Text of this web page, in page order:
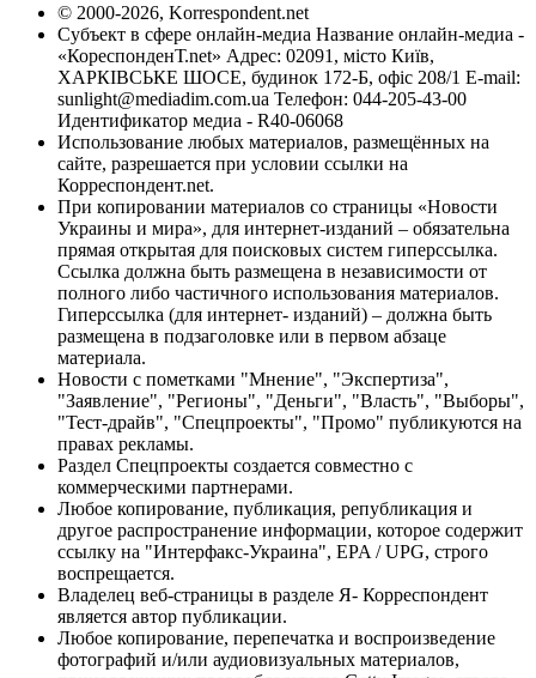
© 2000-2026, Korrespondent.net
Субъект в сфере онлайн-медиа Название онлайн-медиа -
«КореспонденТ.net» Адрес: 02091, місто Київ,
ХАРКІВСЬКЕ ШОСЕ, будинок 172-Б, офіс 208/1 E-mail:
sunlight@mediadim.com.ua Телефон: 044-205-43-00
Идентификатор медиа - R40-06068
Использование любых материалов, размещённых на
сайте, разрешается при условии ссылки на
Корреспондент.net.
При копировании материалов со страницы «Новости
Украины и мира», для интернет-изданий – обязательна
прямая открытая для поисковых систем гиперссылка.
Ссылка должна быть размещена в независимости от
полного либо частичного использования материалов.
Гиперссылка (для интернет- изданий) – должна быть
размещена в подзаголовке или в первом абзаце
материала.
Новости с пометками "Мнение", "Экспертиза",
"Заявление", "Регионы", "Деньги", "Власть", "Выборы",
"Тест-драйв", "Спецпроекты", "Промо" публикуются на
правах рекламы.
Раздел Спецпроекты создается совместно с
коммерческими партнерами.
Любое копирование, публикация, републикация и
другое распространение информации, которое содержит
ссылку на "Интерфакс-Украина", EPA / UPG, строго
воспрещается.
Владелец веб-страницы в разделе Я- Корреспондент
является автор публикации.
Любое копирование, перепечатка и воспроизведение
фотографий и/или аудиовизуальных материалов,